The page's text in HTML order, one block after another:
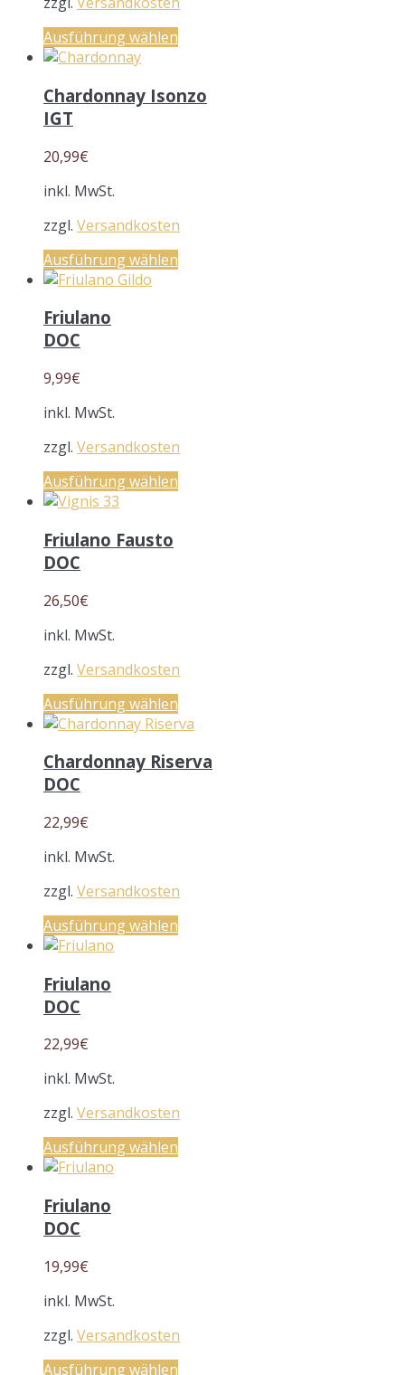
Ausführung wählen
Chardonnay Isonzo
IGT
20,99€
inkl. MwSt.
zzgl. Versandkosten
Ausführung wählen
Friulano
DOC
9,99€
inkl. MwSt.
zzgl. Versandkosten
Ausführung wählen
Friulano Fausto
DOC
26,50€
inkl. MwSt.
zzgl. Versandkosten
Ausführung wählen
Chardonnay Riserva
DOC
22,99€
inkl. MwSt.
zzgl. Versandkosten
Ausführung wählen
Friulano
DOC
22,99€
inkl. MwSt.
zzgl. Versandkosten
Ausführung wählen
Friulano
DOC
19,99€
inkl. MwSt.
zzgl. Versandkosten
Ausführung wählen